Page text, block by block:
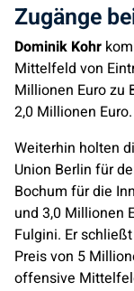
Zugänge
Dominik Kohr
Mittelfeld von
Millionen Euro zu
2,0 Millionen
Weiterhin holten
Union Berlin für
Bochum für die
und 3,0 Millionen
Fulgini. Er
Preis von 5
offensive